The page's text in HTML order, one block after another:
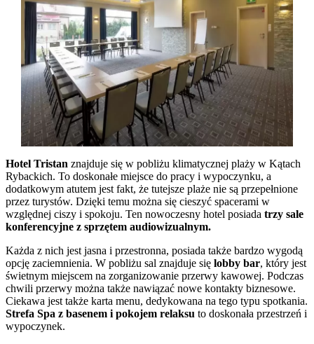
Hotel Tristan znajduje się w pobliżu klimatycznej plaży w Kątach
Rybackich. To doskonałe miejsce do pracy i wypoczynku, a
dodatkowym atutem jest fakt, że tutejsze plaże nie są przepełnione
przez turystów. Dzięki temu można się cieszyć spacerami w
względnej ciszy i spokoju. Ten nowoczesny hotel posiada trzy sale
konferencyjne z sprzętem audiowizualnym.
Każda z nich jest jasna i przestronna, posiada także bardzo wygodą
opcję zaciemnienia. W pobliżu sal znajduje się lobby bar, który jest
świetnym miejscem na zorganizowanie przerwy kawowej. Podczas
chwili przerwy można także nawiązać nowe kontakty biznesowe.
Ciekawa jest także karta menu, dedykowana na tego typu spotkania.
Strefa Spa z basenem i pokojem relaksu to doskonała przestrzeń i
wypoczynek.